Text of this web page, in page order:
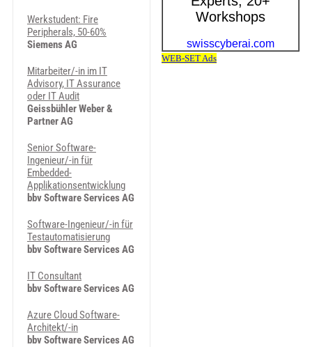
Werkstudent: Fire
Peripherals, 50-60%
Siemens AG
Mitarbeiter/-in im IT
Advisory, IT Assurance
oder IT Audit
Geissbühler Weber &
Partner AG
Senior Software-
Ingenieur/-in für
Embedded-
Applikationsentwicklung
bbv Software Services AG
Software-Ingenieur/-in für
Testautomatisierung
bbv Software Services AG
IT Consultant
bbv Software Services AG
Azure Cloud Software-
Architekt/-in
bbv Software Services AG